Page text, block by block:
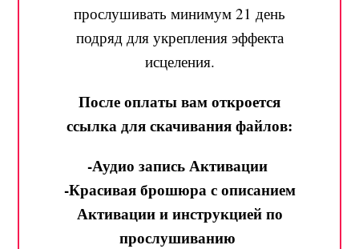
прослушивать минимум 21 день
подряд для укрепления эффекта
исцеления.
После оплаты вам откроется
ссылка для скачивания файлов:
-Аудио запись Активации
-Красивая брошюра с описанием
Активации и инструкцией по
прослушиванию